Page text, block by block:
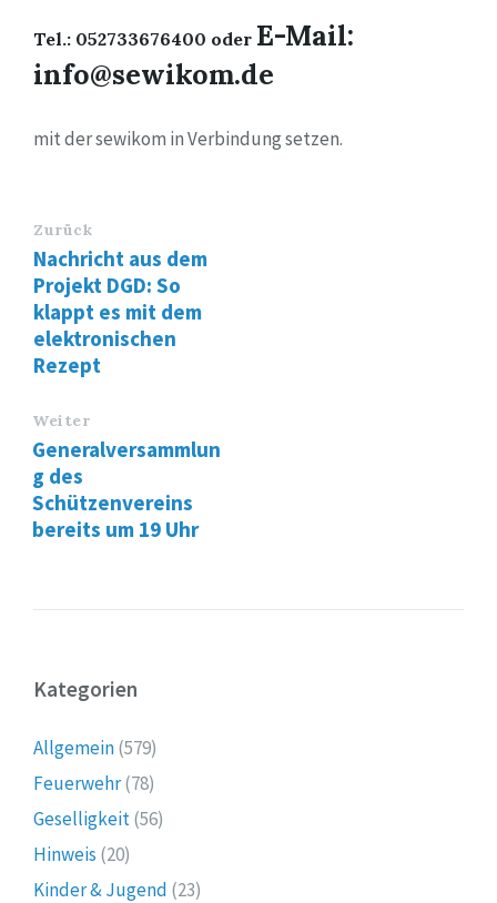
Tel.: 052733676400 oder E-Mail:
info@sewikom.de
mit der sewikom in Verbindung setzen.
Zurück
Nachricht aus dem
Projekt DGD: So
klappt es mit dem
elektronischen
Rezept
Weiter
Generalversammlun
g des
Schützenvereins
bereits um 19 Uhr
Kategorien
Allgemein(579)
Feuerwehr(78)
Geselligkeit(56)
Hinweis (20)
Kinder & Jugend (23)